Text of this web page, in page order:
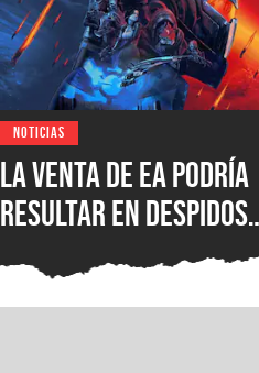
NOTICIAS
La venta de EA podría
resultar en despidos
masivos y la venta de
estudios como BioWare,